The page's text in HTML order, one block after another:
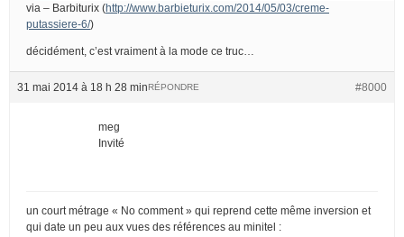
via – Barbiturix (http://www.barbieturix.com/2014/05/03/creme-
putassiere-6/)
décidément, c’est vraiment à la mode ce truc…
31 mai 2014 à 18 h 28 min #8000
RÉPONDRE
meg
Invité
un court métrage « No comment » qui reprend cette même inversion et
qui date un peu aux vues des références au minitel :